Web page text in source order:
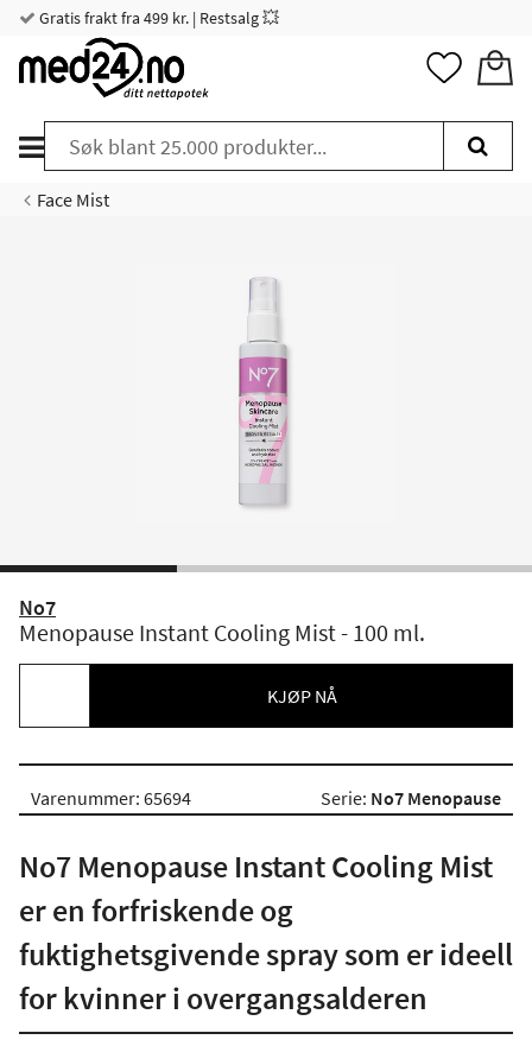
Gratis frakt fra 499 kr. | Restsalg 💥
Face Mist
No7
Menopause Instant Cooling Mist - 100 ml.
KJØP NÅ
Varenummer: 65694 Serie: No7 Menopause
No7 Menopause Instant Cooling Mist
er en forfriskende og
fuktighetsgivende spray som er ideell
for kvinner i overgangsalderen